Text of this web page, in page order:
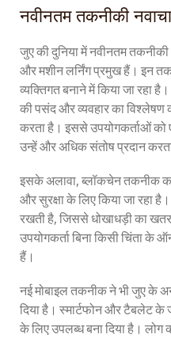
नवीनतम तकनीकी
जुए की दुनिया में नवीनतम
और मशीन लर्निंग प्रमुख हैं। इन
व्यक्तिगत बनाने में किया जा रहा
की पसंद और व्यवहार का विश्लेषण
करता है। इससे उपयोगकर्ताओं
उन्हें और अधिक संतोष प्रदान
इसके अलावा, ब्लॉकचेन तकनीक का
और सुरक्षा के लिए किया जा रहा
रखती है, जिससे धोखाधड़ी का
उपयोगकर्ता बिना किसी
हैं।
नई मोबाइल तकनीक ने भी जुए के
दिया है। स्मार्टफोन और टैबलेट
के लिए उपलब्ध बना दिया है।